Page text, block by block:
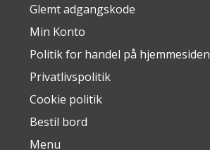
Glemt adgangskode
Min Konto
Politik for handel på hjemmesiden
Privatlivspolitik
Cookie politik
Bestil bord
Menu